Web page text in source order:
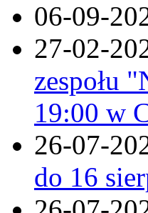
06-09-
27-02-
zespołu
19:00 w
26-07-
do 16